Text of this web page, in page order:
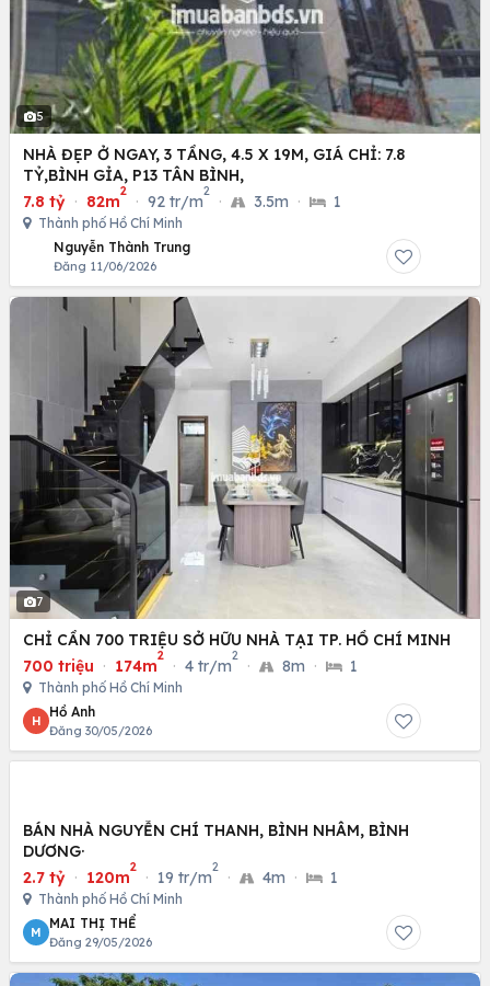
5
NHÀ ĐẸP Ở NGAY, 3 TẦNG, 4.5 X 19M, GIÁ CHỈ: 7.8
TỶ,BÌNH GỈA, P13 TÂN BÌNH,
7.8 tỷ · 82m
2
· 92 tr/m
2
· 3.5m · 1
Thành phố Hồ Chí Minh
Nguyễn Thành Trung
Đăng 11/06/2026
7
CHỈ CẦN 700 TRIỆU SỞ HỮU NHÀ TẠI TP. HỒ CHÍ MINH
700 triệu · 174m
2
· 4 tr/m
2
· 8m · 1
Thành phố Hồ Chí Minh
H
Hồ Anh
Đăng 30/05/2026
BÁN NHÀ NGUYỄN CHÍ THANH, BÌNH NHÂM, BÌNH
DƯƠNG·
2.7 tỷ · 120m
2
· 19 tr/m
2
· 4m · 1
Thành phố Hồ Chí Minh
M
MAI THỊ THỂ
Đăng 29/05/2026